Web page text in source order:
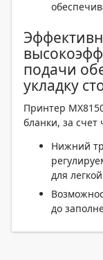
подачи
укладку
Принтер
бланки, за счет
Нижний
для
до